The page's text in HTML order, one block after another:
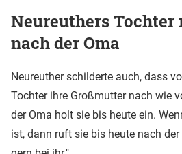
Neureuthers Tochter
nach der Oma
Neureuther schilderte auch, dass
Tochter ihre Großmutter nach wie
der Oma holt sie bis heute ein.
ist, dann ruft sie bis heute nach